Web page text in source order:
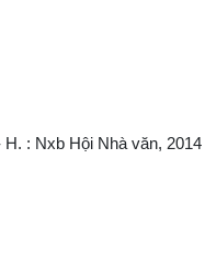
: Nxb Hội Nhà văn,